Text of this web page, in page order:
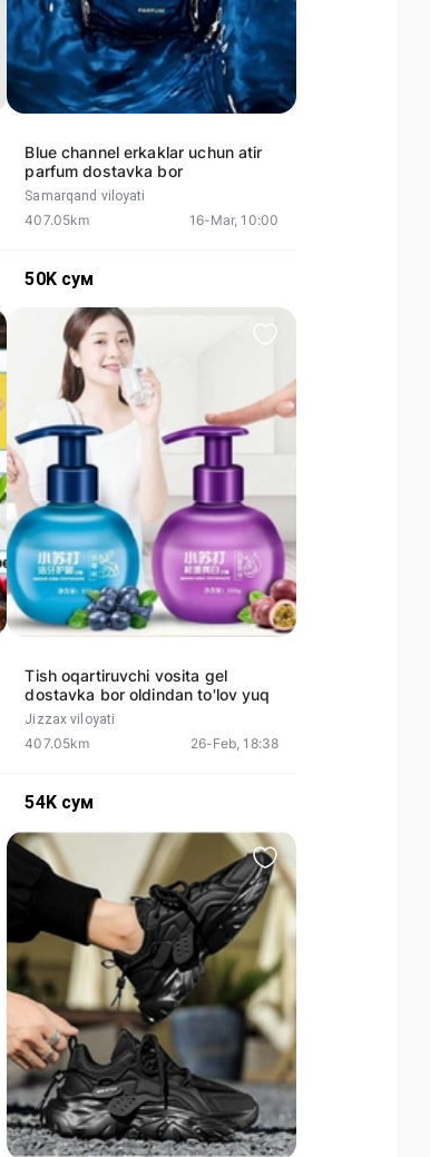
Blue channel erkaklar uchun atir
parfum dostavka bor
Samarqand viloyati
407.05km 16-Mar, 10:00
50K сум
Tish oqartiruvchi vosita gel
dostavka bor oldindan to'lov yuq
Jizzax viloyati
407.05km 26-Feb, 18:38
54K сум